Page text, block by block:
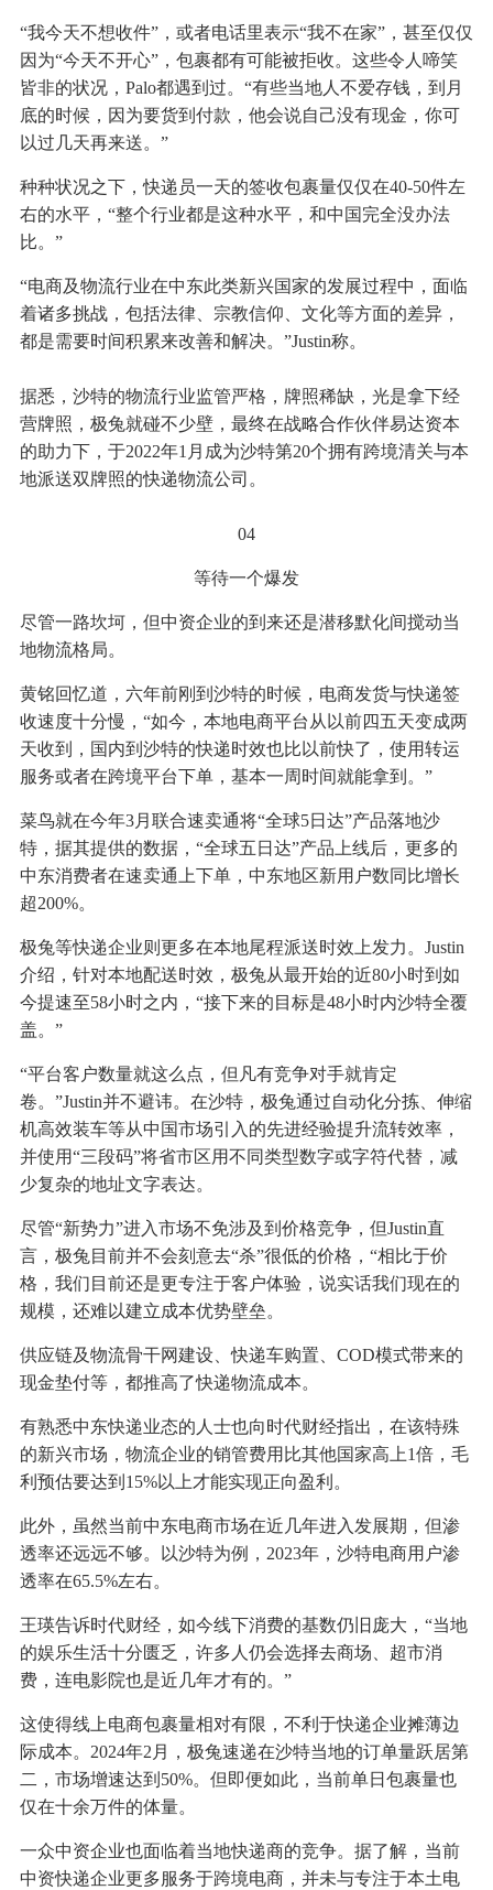
“我今天不想收件”，或者电话里表示“我不在家”，甚至仅仅
因为“今天不开心”，包裹都有可能被拒收。这些令人啼笑
皆非的状况，Palo都遇到过。“有些当地人不爱存钱，到月
底的时候，因为要货到付款，他会说自己没有现金，你可
以过几天再来送。”
种种状况之下，快递员一天的签收包裹量仅仅在40-50件左
右的水平，“整个行业都是这种水平，和中国完全没办法
比。”
“电商及物流行业在中东此类新兴国家的发展过程中，面临
着诸多挑战，包括法律、宗教信仰、文化等方面的差异，
都是需要时间积累来改善和解决。”Justin称。
据悉，沙特的物流行业监管严格，牌照稀缺，光是拿下经
营牌照，极兔就碰不少壁，最终在战略合作伙伴易达资本
的助力下，于2022年1月成为沙特第20个拥有跨境清关与本
地派送双牌照的快递物流公司。
04
等待一个爆发
尽管一路坎坷，但中资企业的到来还是潜移默化间搅动当
地物流格局。
黄铭回忆道，六年前刚到沙特的时候，电商发货与快递签
收速度十分慢，“如今，本地电商平台从以前四五天变成两
天收到，国内到沙特的快递时效也比以前快了，使用转运
服务或者在跨境平台下单，基本一周时间就能拿到。”
菜鸟就在今年3月联合速卖通将“全球5日达”产品落地沙
特，据其提供的数据，“全球五日达”产品上线后，更多的
中东消费者在速卖通上下单，中东地区新用户数同比增长
超200%。
极兔等快递企业则更多在本地尾程派送时效上发力。Justin
介绍，针对本地配送时效，极兔从最开始的近80小时到如
今提速至58小时之内，“接下来的目标是48小时内沙特全覆
盖。”
“平台客户数量就这么点，但凡有竞争对手就肯定
卷。”Justin并不避讳。在沙特，极兔通过自动化分拣、伸缩
机高效装车等从中国市场引入的先进经验提升流转效率，
并使用“三段码”将省市区用不同类型数字或字符代替，减
少复杂的地址文字表达。
尽管“新势力”进入市场不免涉及到价格竞争，但Justin直
言，极兔目前并不会刻意去“杀”很低的价格，“相比于价
格，我们目前还是更专注于客户体验，说实话我们现在的
规模，还难以建立成本优势壁垒。
供应链及物流骨干网建设、快递车购置、COD模式带来的
现金垫付等，都推高了快递物流成本。
有熟悉中东快递业态的人士也向时代财经指出，在该特殊
的新兴市场，物流企业的销管费用比其他国家高上1倍，毛
利预估要达到15%以上才能实现正向盈利。
此外，虽然当前中东电商市场在近几年进入发展期，但渗
透率还远远不够。以沙特为例，2023年，沙特电商用户渗
透率在65.5%左右。
王瑛告诉时代财经，如今线下消费的基数仍旧庞大，“当地
的娱乐生活十分匮乏，许多人仍会选择去商场、超市消
费，连电影院也是近几年才有的。”
这使得线上电商包裹量相对有限，不利于快递企业摊薄边
际成本。2024年2月，极兔速递在沙特当地的订单量跃居第
二，市场增速达到50%。但即便如此，当前单日包裹量也
仅在十余万件的体量。
一众中资企业也面临着当地快递商的竞争。据了解，当前
中资快递企业更多服务于跨境电商，并未与专注于本土电